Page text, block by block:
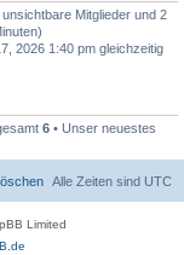
Mitglieder und 2
2026 1:40 pm gleichzeitig
6 • Unser neuestes
Alle Zeiten sind UTC
Limited